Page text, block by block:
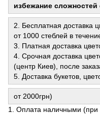
избежание сложностей
2. Бесплатная доставка
от 1000 стеблей в
3. Платная доставка
4. Срочная доставка
(центр Киев), после
5. Доставка букетов,
от 2000грн)
1. Оплата наличными (при